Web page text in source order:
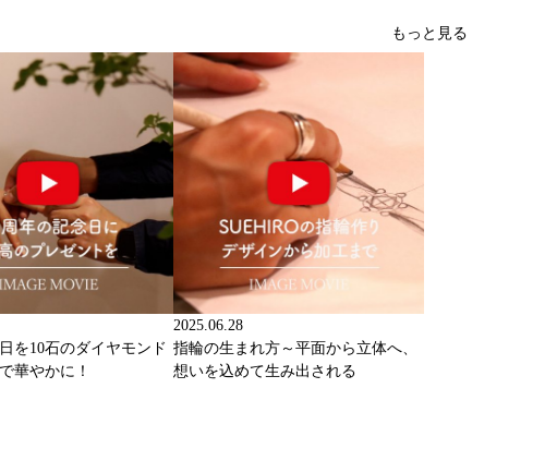
もっと見る
を10石のダイヤモンド
華やかに！
2025.06.28
指輪の生まれ方～平面から立体へ、
想いを込めて生み出される